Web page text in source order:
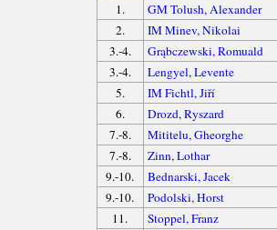
1. GM Tolush, Alexander
2.
IM Minev, Nikolai
3.-4.
Grąbczewski, Romuald
3.-4.
Lengyel, Levente
5.
IM Fichtl, Jiří
6.
Drozd, Ryszard
7.-8.
Mititelu, Gheorghe
7.-8.
Zinn, Lothar
9.-10.
Bednarski, Jacek
9.-10.
Podolski, Horst
11.
Stoppel, Franz